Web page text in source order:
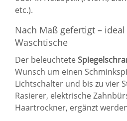
etc.).
Nach Maß gefertigt –
Waschtische
Der beleuchtete
Wunsch um einen
Lichtschalter und bis zu vier
Rasierer, elektrische
Haartrockner, ergänzt